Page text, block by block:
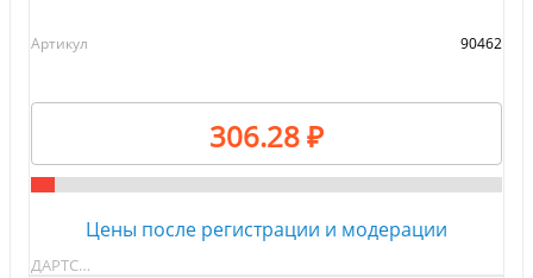
Артикул 90462
306.28 ₽
Цены после регистрации и модерации
ДАРТС…